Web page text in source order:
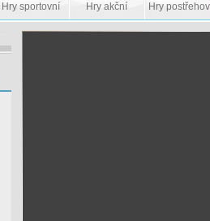
Hry sportovní Hry akční Hry